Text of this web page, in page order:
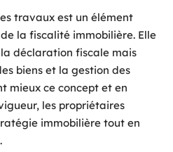
travaux est un élément
la fiscalité immobilière. Elle
déclaration fiscale mais
biens et la gestion des
mieux ce concept et en
les propriétaires
immobilière tout en